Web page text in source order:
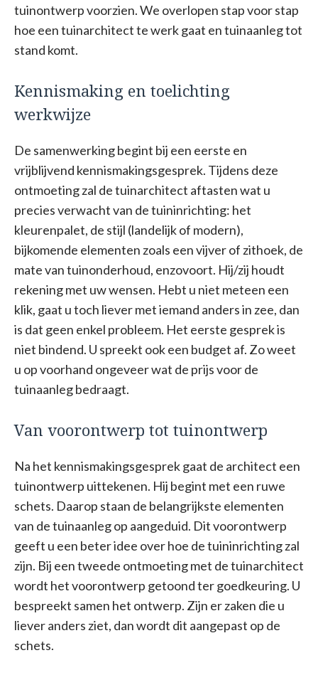
tuinontwerp voorzien. We overlopen stap voor stap
hoe een tuinarchitect te werk gaat en tuinaanleg tot
stand komt.
Kennismaking en toelichting
werkwijze
De samenwerking begint bij een eerste en
vrijblijvend kennismakingsgesprek. Tijdens deze
ontmoeting zal de tuinarchitect aftasten wat u
precies verwacht van de tuininrichting: het
kleurenpalet, de stijl (landelijk of modern),
bijkomende elementen zoals een vijver of zithoek, de
mate van tuinonderhoud, enzovoort. Hij/zij houdt
rekening met uw wensen. Hebt u niet meteen een
klik, gaat u toch liever met iemand anders in zee, dan
is dat geen enkel probleem. Het eerste gesprek is
niet bindend. U spreekt ook een budget af. Zo weet
u op voorhand ongeveer wat de prijs voor de
tuinaanleg bedraagt.
Van voorontwerp tot tuinontwerp
Na het kennismakingsgesprek gaat de architect een
tuinontwerp uittekenen. Hij begint met een ruwe
schets. Daarop staan de belangrijkste elementen
van de tuinaanleg op aangeduid. Dit voorontwerp
geeft u een beter idee over hoe de tuininrichting zal
zijn. Bij een tweede ontmoeting met de tuinarchitect
wordt het voorontwerp getoond ter goedkeuring. U
bespreekt samen het ontwerp. Zijn er zaken die u
liever anders ziet, dan wordt dit aangepast op de
schets.